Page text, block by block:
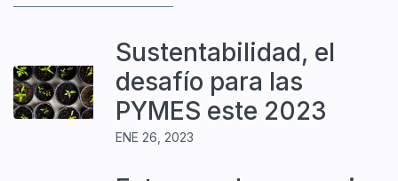
Sustentabilidad, el
desafío para las
PYMES este 2023
ENE 26, 2023